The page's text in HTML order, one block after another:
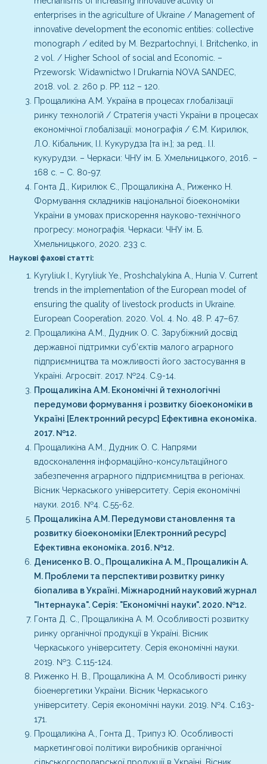
enterprises in the agriculture of Ukraine / Management of
innovative development the economic entities: collective
monograph / edited by M. Bezpartochnyi, I. Britchenko, in
2 vol. / Higher School of social and Economic. –
Przeworsk: Widawnictwo I Drukarnia NOVA SANDEC,
2018. vol. 2. 260 p. PP. 112 – 120.
Прощаликіна А.М. Україна в процесах глобалізації
ринку технологій / Стратегія участі України в процесах
економічної глобалізації: монографія / Є.М. Кирилюк,
Л.О. Кібальник, І.І. Кукурудза [та ін.]; за ред.. І.І.
кукурудзи. – Черкаси: ЧНУ ім. Б. Хмельницького, 2016. –
168 с. – С. 80-97.
Гонта Д., Кирилюк Є., Прощаликіна А., Риженко Н.
Формування складників національної біоекономіки
України в умовах прискорення науково-технічного
прогресу: монографія. Черкаси: ЧНУ ім. Б.
Хмельницького, 2020. 233 с.
Наукові фахові статті:
Kyryliuk I., Kyryliuk Ye., Proshchalykina A., Hunia V. Current
trends in the implementation of the European model of
ensuring the quality of livestock products in Ukraine.
European Cooperation. 2020. Vol. 4. No. 48. P. 47–67.
Прощаликіна А.М., Дудник О. С. Зарубіжний досвід
державної підтримки суб’єктів малого аграрного
підприємництва та можливості його застосування в
Україні. Агросвіт. 2017. №24. С.9-14.
Прощаликіна А.М. Економічні й технологічні
передумови формування і розвитку біоекономіки в
Україні [Електронний ресурс] Ефективна економіка.
2017. №12.
Прощаликіна А.М., Дудник О. С. Напрями
вдосконалення інформаційно-консультаційного
забезпечення аграрного підприємництва в регіонах.
Вісник Черкаського університету. Серія економічні
науки. 2016. №4. С.55-62.
Прощаликіна А.М. Передумови становлення та
розвитку біоекономіки [Електронний ресурс]
Ефективна економіка. 2016. №12.
Денисенко В. О., Прощаликіна А. М., Прощаликін А.
М. Проблеми та перспективи розвитку ринку
біопалива в Україні. Міжнародний науковий журнал
"Інтернаука". Серія: "Економічні науки". 2020. №12.
Гонта Д. С., Прощаликіна А. М. Особливості розвитку
ринку органічної продукції в Україні. Вісник
Черкаського університету. Серія економічні науки.
2019. №3. С.115-124.
Риженко Н. В., Прощаликіна А. М. Особливості ринку
біоенергетики України. Вісник Черкаського
університету. Серія економічні науки. 2019. №4. С.163-
171.
Прощаликіна А., Гонта Д., Трипуз Ю. Особливості
маркетингової політики виробників органічної